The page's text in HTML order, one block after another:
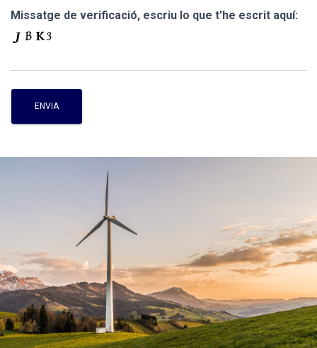
Missatge de verificació, escriu lo que t'he escrit aquí: